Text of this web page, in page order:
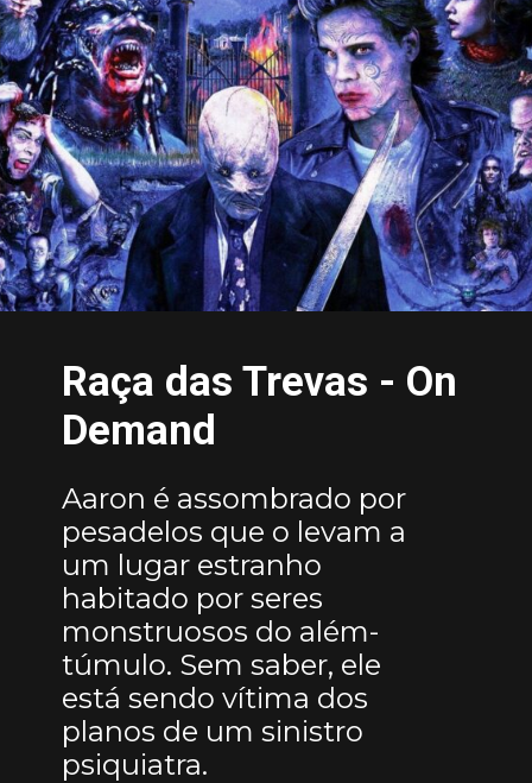
Aaron é assombrado por
pesadelos que o levam a
um lugar estranho
habitado por seres
monstruosos do além-
túmulo. Sem saber, ele
está sendo vítima dos
planos de um sinistro
psiquiatra.
Raça das Trevas - On
Demand